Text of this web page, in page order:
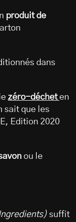
produit de
dans
zéro-déchet en
sait que les
Edition 2020
ou le
suffit